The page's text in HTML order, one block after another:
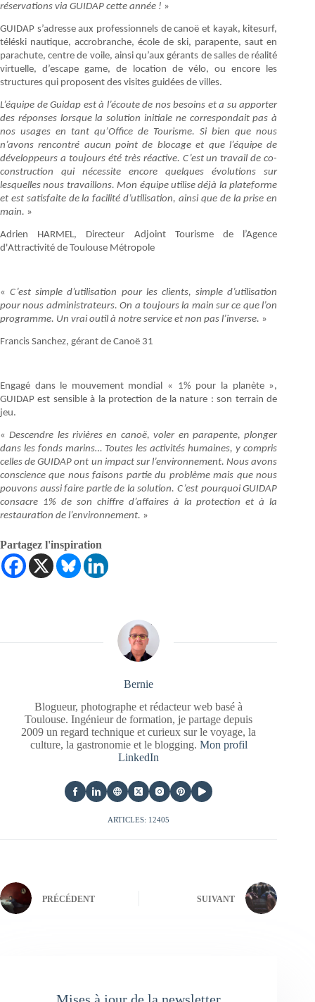
réservations via GUIDAP cette année ! »
GUIDAP s’adresse aux professionnels de canoë et kayak, kitesurf,
téléski nautique, accrobranche, école de ski, parapente, saut en
parachute, centre de voile, ainsi qu’aux gérants de salles de réalité
virtuelle, d’escape game, de location de vélo, ou encore les
structures qui proposent des visites guidées de villes.
L’équipe de Guidap est à l’écoute de nos besoins et a su apporter
des réponses lorsque la solution initiale ne correspondait pas à
nos usages en tant qu’Office de Tourisme. Si bien que nous
n’avons rencontré aucun point de blocage et que l’équipe de
développeurs a toujours été très réactive. C’est un travail de co-
construction qui nécessite encore quelques évolutions sur
lesquelles nous travaillons. Mon équipe utilise déjà la plateforme
et est satisfaite de la facilité d’utilisation, ainsi que de la prise en
main. »
Adrien HARMEL, Directeur Adjoint Tourisme de l’Agence
d'Attractivité de Toulouse Métropole
«C’est simple d’utilisation pour les clients, simple d’utilisation
pour nous administrateurs. On a toujours la main sur ce que l’on
programme. Un vrai outil à notre service et non pas l’inverse. »
Francis Sanchez, gérant de Canoë 31
Engagé dans le mouvement mondial « 1% pour la planète »,
GUIDAP est sensible à la protection de la nature : son terrain de
jeu.
«Descendre les rivières en canoë, voler en parapente, plonger
dans les fonds marins… Toutes les activités humaines, y compris
celles de GUIDAP ont un impact sur l’environnement. Nous avons
conscience que nous faisons partie du problème mais que nous
pouvons aussi faire partie de la solution. C’est pourquoi GUIDAP
consacre 1% de son chiffre d’affaires à la protection et à la
restauration de l’environnement. »
Partagez l'inspiration
Bernie
Blogueur, photographe et rédacteur web basé à
Toulouse. Ingénieur de formation, je partage depuis
2009 un regard technique et curieux sur le voyage, la
culture, la gastronomie et le blogging. Mon profil
LinkedIn
ARTICLES: 12405
PRÉCÉDENT SUIVANT